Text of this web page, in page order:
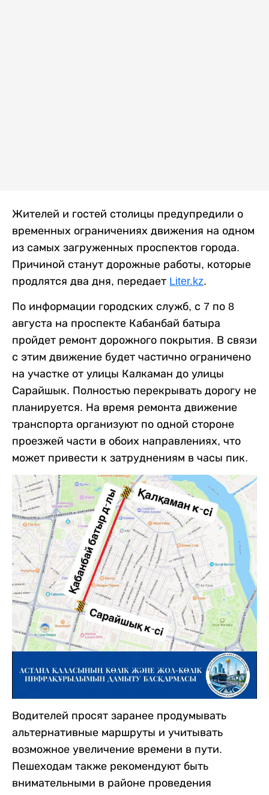
Жителей и гостей столицы предупредили о
временных ограничениях движения на одном
из самых загруженных проспектов города.
Причиной станут дорожные работы, которые
продлятся два дня, передает Liter.kz.
По информации городских служб, с 7 по 8
августа на проспекте Кабанбай батыра
пройдет ремонт дорожного покрытия. В связи
с этим движение будет частично ограничено
на участке от улицы Калкаман до улицы
Сарайшык. Полностью перекрывать дорогу не
планируется. На время ремонта движение
транспорта организуют по одной стороне
проезжей части в обоих направлениях, что
может привести к затруднениям в часы пик.
Водителей просят заранее продумывать
альтернативные маршруты и учитывать
возможное увеличение времени в пути.
Пешеходам также рекомендуют быть
внимательными в районе проведения